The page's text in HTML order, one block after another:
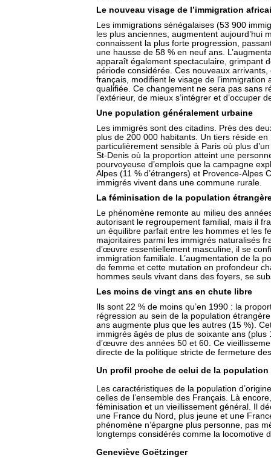
Le nouveau visage de l’immigration
Les immigrations sénégalaises (53 900
les plus anciennes, augmentent aujourd’hui
connaissent la plus forte progression,
une hausse de 58 % en neuf ans.
apparaît également spectaculaire, grimpant
période considérée. Ces nouveaux
français, modifient le visage de
qualifiée. Ce changement ne sera pas sans
l’extérieur, de mieux s’intégrer et d’occuper
Une population généralement urbaine
Les immigrés sont des citadins. Près des
plus de 200 000 habitants. Un tiers réside
particulièrement sensible à Paris où plus
St-Denis où la proportion atteint une
pourvoyeuse d’emplois que la campagne
Alpes (11 % d’étrangers) et Provence-Alpes
immigrés vivent dans une commune rurale.
La féminisation de la population
Le phénomène remonte au milieu des
autorisant le regroupement familial, mais il
un équilibre parfait entre les hommes et les
majoritaires parmi les immigrés naturalisés
d’œuvre essentiellement masculine, il se
immigration familiale. L’augmentation de la
de femme et cette mutation en profondeur
hommes seuls vivant dans des foyers, se
Les moins de vingt ans en chute libre
Ils sont 22 % de moins qu’en 1990 : la
régression au sein de la population
ans augmente plus que les autres (15 %).
immigrés âgés de plus de soixante ans (plus
d’œuvre des années 50 et 60. Ce
directe de la politique stricte de fermeture
Un profil proche de celui de la population
Les caractéristiques de la population
celles de l’ensemble des Français. Là
féminisation et un vieillissement général. Il
une France du Nord, plus jeune et une
phénomène n’épargne plus personne, pas
longtemps considérés comme la locomotive
Geneviève Goëtzinger